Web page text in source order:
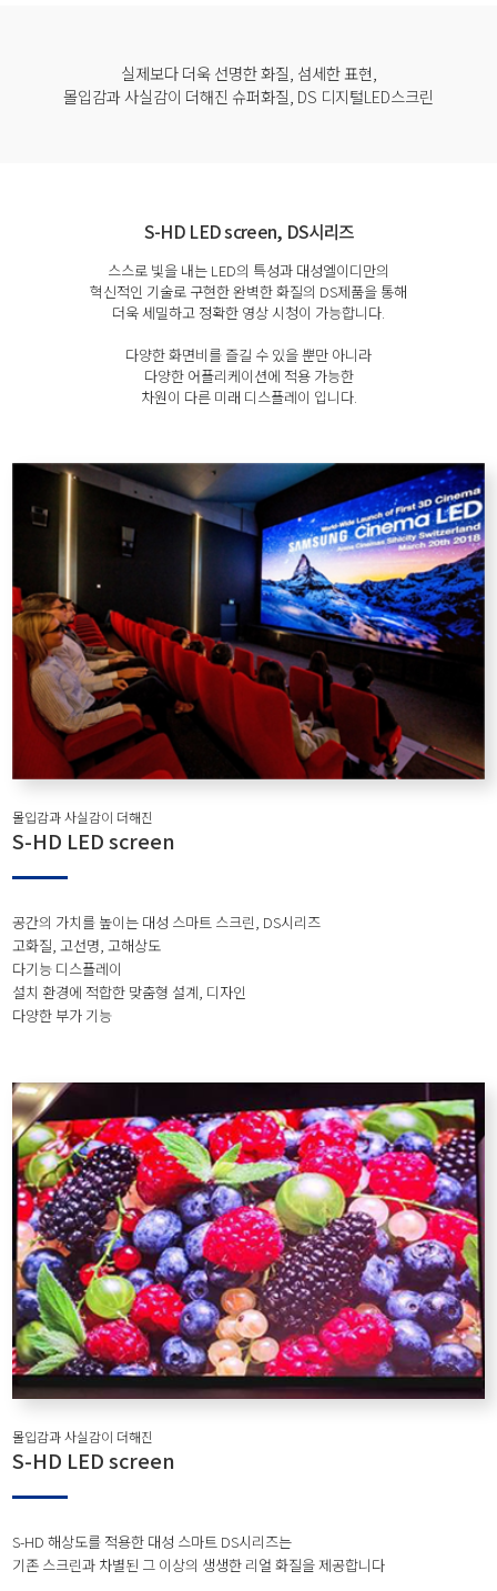
실제보다 더욱 선명한 화질, 섬세한 표현,
몰입감과 사실감이 더해진 슈퍼화질, DS 디지털LED스크린
S-HD LED screen, DS시리즈
스스로 빛을 내는 LED의 특성과 대성엘이디만의
혁신적인 기술로 구현한 완벽한 화질의 DS제품을 통해
더욱 세밀하고 정확한 영상 시청이 가능합니다.
다양한 화면비를 즐길 수 있을 뿐만 아니라
다양한 어플리케이션에 적용 가능한
차원이 다른 미래 디스플레이 입니다.
몰입감과 사실감이 더해진
S-HD LED screen
공간의 가치를 높이는 대성 스마트 스크린, DS시리즈
고화질, 고선명, 고해상도
다기능 디스플레이
설치 환경에 적합한 맞춤형 설계, 디자인
다양한 부가 기능
몰입감과 사실감이 더해진
S-HD LED screen
S-HD 해상도를 적용한 대성 스마트 DS시리즈는
기존 스크린과 차별된 그 이상의 생생한 리얼 화질을 제공합니다